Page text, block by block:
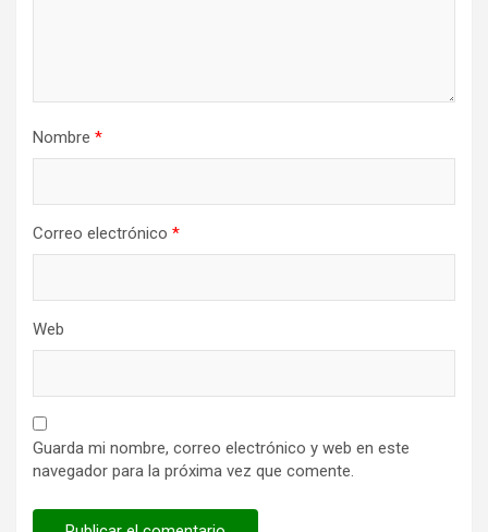
Nombre *
Correo electrónico *
Web
Guarda mi nombre, correo electrónico y web en este
navegador para la próxima vez que comente.